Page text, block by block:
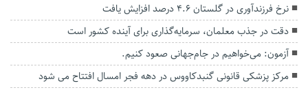
نرخ فرزندآوری در گلستان ۴.۶ درصد افزایش یافت
دقت در جذب معلمان، سرمایه‌گذاری برای آینده کشور است
آزمون: می‌خواهیم در جام‌جهانی صعود کنیم.
مرکز پزشکی قانونی گنبدکاووس در دهه فجر امسال افتتاح می شود